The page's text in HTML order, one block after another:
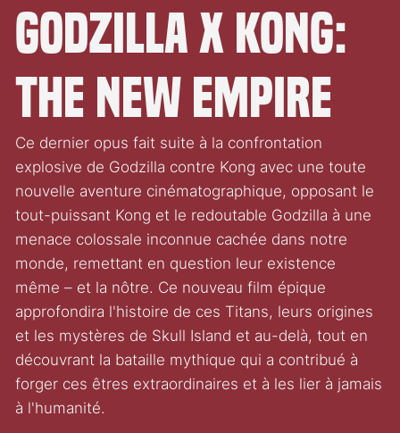
Godzilla x Kong:
The New Empire
Ce dernier opus fait suite à la confrontation
explosive de Godzilla contre Kong avec une toute
nouvelle aventure cinématographique, opposant le
tout-puissant Kong et le redoutable Godzilla à une
menace colossale inconnue cachée dans notre
monde, remettant en question leur existence
même – et la nôtre. Ce nouveau film épique
approfondira l'histoire de ces Titans, leurs origines
et les mystères de Skull Island et au-delà, tout en
découvrant la bataille mythique qui a contribué à
forger ces êtres extraordinaires et à les lier à jamais
à l'humanité.